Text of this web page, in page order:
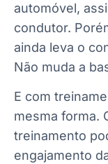
automóvel,
condutor.
ainda leva o
Não muda a
E com
mesma forma.
treinamento
engajamento